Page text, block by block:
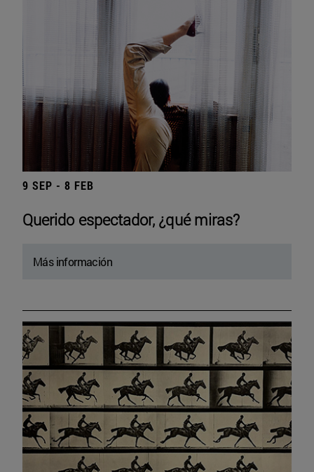
9 SEP - 8 FEB
Querido espectador, ¿qué miras?
Más información